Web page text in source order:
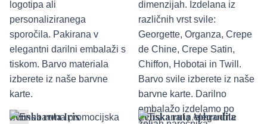
Ženska ruta Iris Ženska ruta Aphrodite